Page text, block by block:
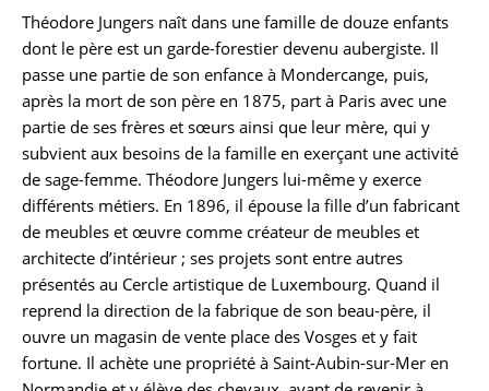
Biographie
Théodore Jungers naît dans une famille de douze enfants
dont le père est un garde-forestier devenu aubergiste. Il
passe une partie de son enfance à Mondercange, puis,
après la mort de son père en 1875, part à Paris avec une
partie de ses frères et sœurs ainsi que leur mère, qui y
subvient aux besoins de la famille en exerçant une activité
de sage-femme. Théodore Jungers lui-même y exerce
différents métiers. En 1896, il épouse la fille d’un fabricant
de meubles et œuvre comme créateur de meubles et
architecte d’intérieur ; ses projets sont entre autres
présentés au Cercle artistique de Luxembourg. Quand il
reprend la direction de la fabrique de son beau-père, il
ouvre un magasin de vente place des Vosges et y fait
fortune. Il achète une propriété à Saint-Aubin-sur-Mer en